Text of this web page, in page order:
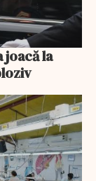
joacă la